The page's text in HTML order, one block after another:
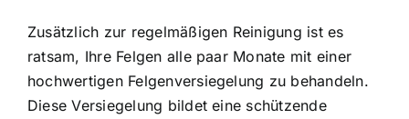
Zusätzlich zur regelmäßigen Reinigung ist es
ratsam, Ihre Felgen alle paar Monate mit einer
hochwertigen Felgenversiegelung zu behandeln.
Diese Versiegelung bildet eine schützende